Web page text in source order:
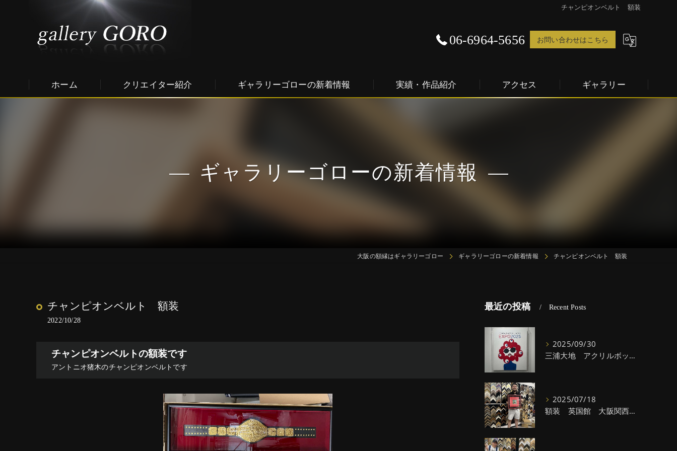
チャンピオンベルト 額装
06-6964-5656 お問い合わせはこちら
ホーム クリエイター紹介 ギャラリーゴローの新着情報 実績・作品紹介 アクセス ギャラリー
ギャラリーゴローの新着情報
大阪の額縁はギャラリーゴロー ギャラリーゴローの新着情報 チャンピオンベルト 額装
チャンピオンベルト 額装
2022/10/28
チャンピオンベルトの額装です
アントニオ猪木のチャンピオンベルトです
最近の投稿 Recent Posts
2025/09/30
三浦大地 アクリルボックス
2025/07/18
額装 英国館 大阪関西万博